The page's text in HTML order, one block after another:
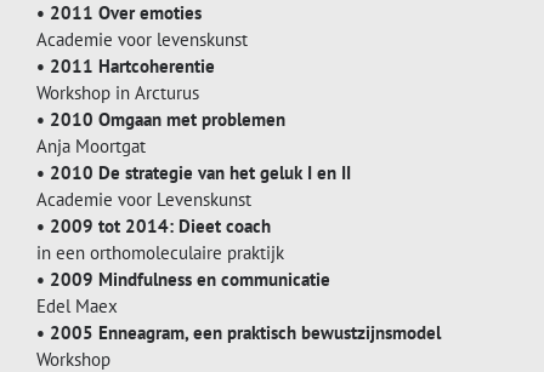
• 2011 Over emoties
Academie voor levenskunst
• 2011 Hartcoherentie
Workshop in Arcturus
• 2010 Omgaan met problemen
Anja Moortgat
• 2010 De strategie van het geluk I en II
Academie voor Levenskunst
• 2009 tot 2014: Dieet coach
in een orthomoleculaire praktijk
• 2009 Mindfulness en communicatie
Edel Maex
• 2005 Enneagram, een praktisch bewustzijnsmodel
Workshop